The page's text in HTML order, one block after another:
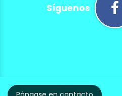
Síguenos